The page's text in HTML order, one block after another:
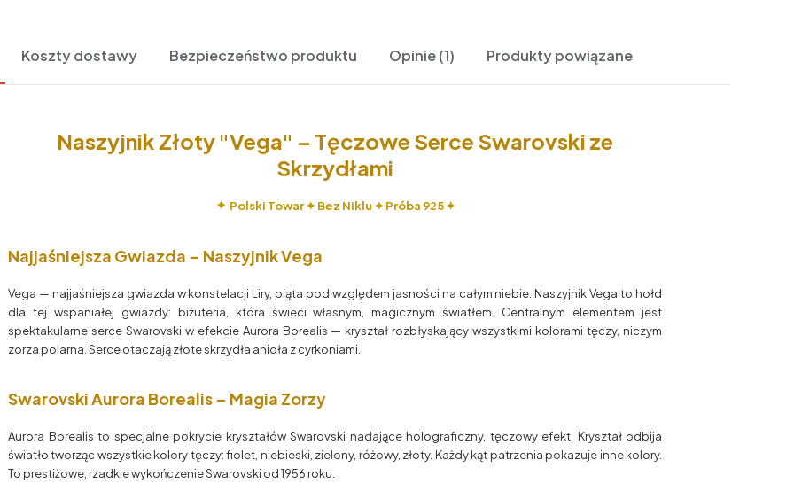
Koszty dostawy Bezpieczeństwo produktu Opinie (1) Produkty powiązane
Naszyjnik Złoty "Vega" – Tęczowe Serce Swarovski ze
Skrzydłami
✦ Polski Towar ✦ Bez Niklu ✦ Próba 925 ✦
Najjaśniejsza Gwiazda – Naszyjnik Vega
Vega — najjaśniejsza gwiazda w konstelacji Liry, piąta pod względem jasności na całym niebie. Naszyjnik Vega to hołd
dla tej wspaniałej gwiazdy: biżuteria, która świeci własnym, magicznym światłem. Centralnym elementem jest
spektakularne serce Swarovski w efekcie Aurora Borealis — kryształ rozbłyskający wszystkimi kolorami tęczy, niczym
zorza polarna. Serce otaczają złote skrzydła anioła z cyrkoniami.
Swarovski Aurora Borealis – Magia Zorzy
Aurora Borealis to specjalne pokrycie kryształów Swarovski nadające holograficzny, tęczowy efekt. Kryształ odbija
światło tworząc wszystkie kolory tęczy: fiolet, niebieski, zielony, różowy, złoty. Każdy kąt patrzenia pokazuje inne kolory.
To prestiżowe, rzadkie wykończenie Swarovski od 1956 roku.